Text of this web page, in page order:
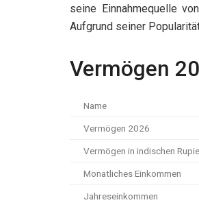
seine Einnahmequelle
Aufgrund seiner
Vermögen
Name
Vermögen 2026
Vermögen in indischen
Monatliches Einkommen
Jahreseinkommen